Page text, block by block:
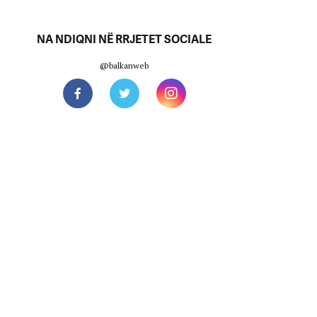
NA NDIQNI NË RRJETET SOCIALE
@balkanweb